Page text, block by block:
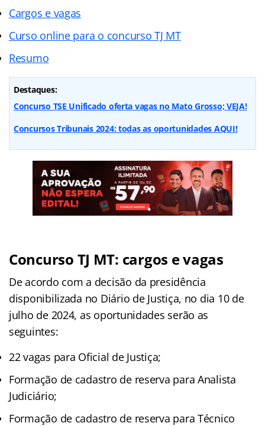
Cargos e vagas
Curso online para o concurso TJ MT
Resumo
Destaques:
Concurso TSE Unificado oferta vagas no Mato Grosso; VEJA!
Concursos Tribunais 2024: todas as oportunidades AQUI!
Concurso TJ MT: cargos e vagas
De acordo com a decisão da presidência
disponibilizada no Diário de Justiça, no dia 10 de
julho de 2024, as oportunidades serão as
seguintes:
22 vagas para Oficial de Justiça;
Formação de cadastro de reserva para Analista
Judiciário;
Formação de cadastro de reserva para Técnico